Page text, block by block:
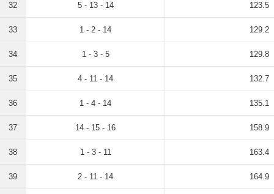
32 5 - 13 - 14 123.5
33 1 - 2 - 14 129.2
34 1 - 3 - 5 129.8
35 4 - 11 - 14 132.7
36 1 - 4 - 14 135.1
37 14 - 15 - 16 158.9
38 1 - 3 - 11 163.4
39 2 - 11 - 14 164.9